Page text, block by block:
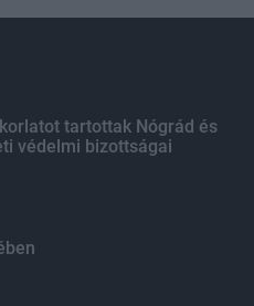
tartottak Nógrád és
védelmi bizottságai